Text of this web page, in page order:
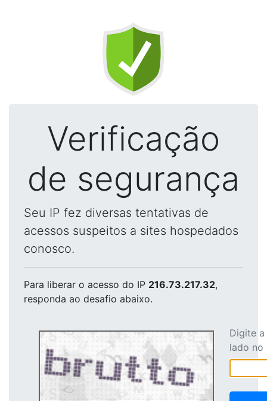
Verificação
de segurança
Seu IP fez diversas tentativas de
acessos suspeitos a sites hospedados
conosco.
Para liberar o acesso do IP 216.73.217.32,
responda ao desafio abaixo.
Digite
lado no